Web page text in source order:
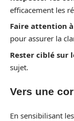
efficacement les
Faire attention
pour assurer la
Rester ciblé sur
sujet.
Vers une
En sensibilisant